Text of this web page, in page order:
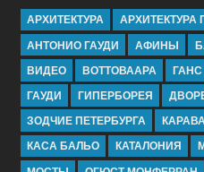
АРХИТЕКТУРА
АРХИТЕКТУРА
АНТОНИО ГАУДИ
АФИНЫ
ВИДЕО
ВОТТОВААРА
ГАУДИ
ГИПЕРБОРЕЯ
ЗОДЧИЕ ПЕТЕРБУРГА
КАСА БАЛЬО
КАТАЛОНИЯ